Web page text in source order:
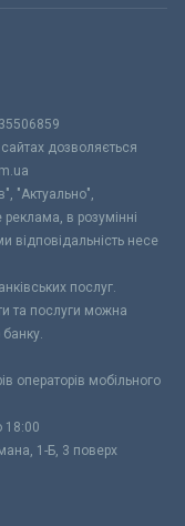
дозволяється
"Актуально",
в розумінні
відповідальність несе
послуг.
та послуги можна
операторів мобільного
18:00
1-Б, 3 поверх